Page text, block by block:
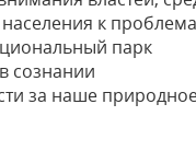
к
парк
сознании
за наше